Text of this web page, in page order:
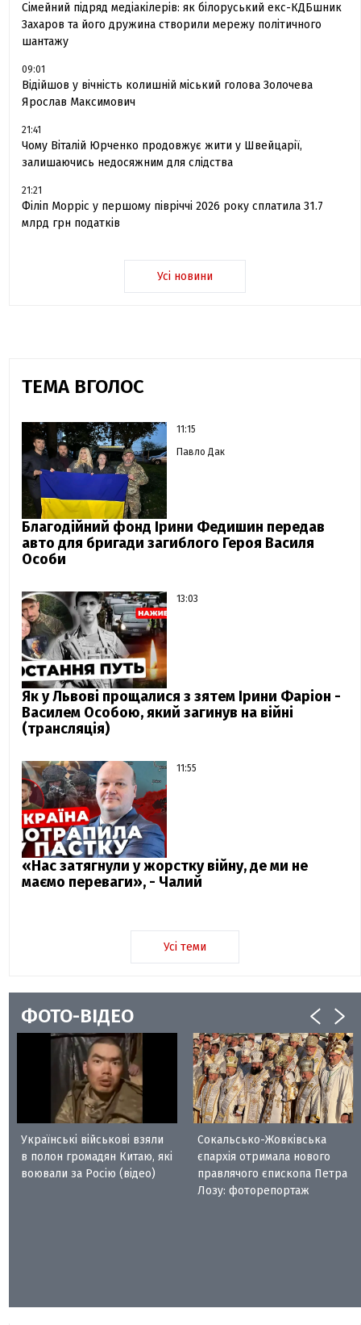
Сімейний підряд медіакілерів: як білоруський екс-КДБшник
Захаров та його дружина створили мережу політичного
шантажу
09:01
Відійшов у вічність колишній міський голова Золочева
Ярослав Максимович
21:41
Чому Віталій Юрченко продовжує жити у Швейцарії,
залишаючись недосяжним для слідства
21:21
Філіп Морріс у першому півріччі 2026 року сплатила 31.7
млрд грн податків
Усі новини
ТЕМА ВГОЛОС
11:15
Павло Дак
Благодійний фонд Ірини Федишин передав
авто для бригади загиблого Героя Василя
Особи
13:03
Як у Львові прощалися з зятем Ірини Фаріон -
Василем Особою, який загинув на війні
(трансляція)
11:55
«Нас затягнули у жорстку війну, де ми не
маємо переваги», - Чалий
Усі теми
ФОТО-ВІДЕО
Українські військові взяли
в полон громадян Китаю, які
воювали за Росію (відео)
Сокальсько-Жовківська
єпархія отримала нового
правлячого єпископа Петра
Лозу: фоторепортаж